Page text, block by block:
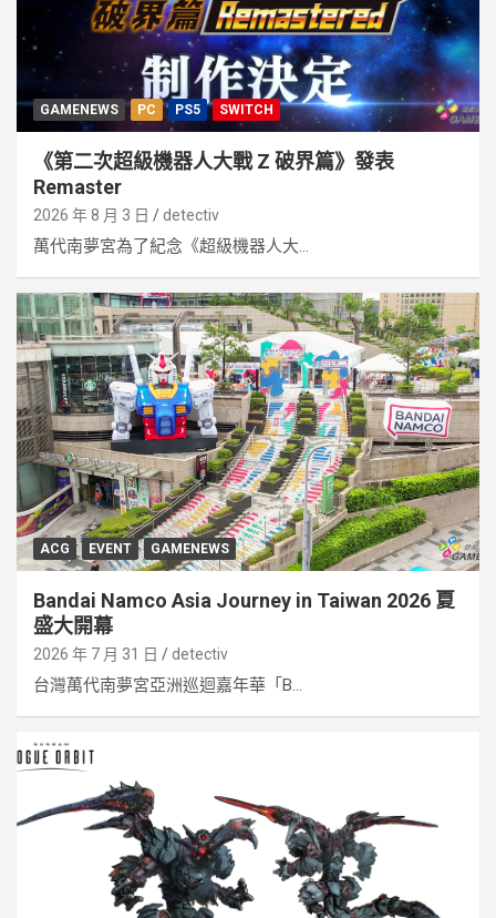
GAMENEWS PC PS5 SWITCH
《第二次超級機器人大戰 Z 破界篇》發表
Remaster
2026 年 8 月 3 日 detectiv
萬代南夢宮為了紀念《超級機器人大...
ACG EVENT GAMENEWS
Bandai Namco Asia Journey in Taiwan 2026 夏
盛大開幕
2026 年 7 月 31 日 detectiv
台灣萬代南夢宮亞洲巡迴嘉年華「B...